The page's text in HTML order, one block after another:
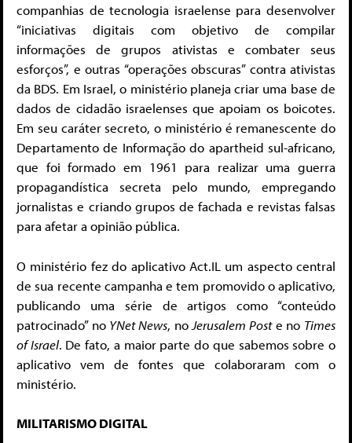
companhias de tecnologia israelense para desenvolver
“iniciativas digitais com objetivo de compilar
informações de grupos ativistas e combater seus
esforços”, e outras “operações obscuras” contra ativistas
da BDS. Em Israel, o ministério planeja criar uma base de
dados de cidadão israelenses que apoiam os boicotes.
Em seu caráter secreto, o ministério é remanescente do
Departamento de Informação do apartheid sul-africano,
que foi formado em 1961 para realizar uma guerra
propagandística secreta pelo mundo, empregando
jornalistas e criando grupos de fachada e revistas falsas
para afetar a opinião pública.
O ministério fez do aplicativo Act.IL um aspecto central
de sua recente campanha e tem promovido o aplicativo,
publicando uma série de artigos como “conteúdo
patrocinado” no YNet News, no Jerusalem Poste no Times
of Israel. De fato, a maior parte do que sabemos sobre o
aplicativo vem de fontes que colaboraram com o
ministério.
MILITARISMO DIGITAL